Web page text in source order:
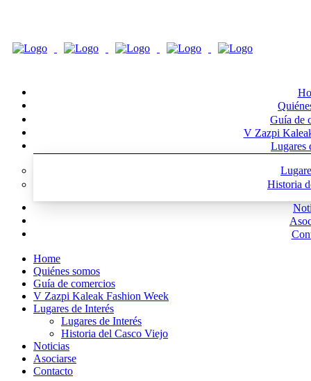
Guía de
V Zazpi
Lugares
Historia
Home
Quiénes somos
Guía de comercios
V Zazpi Kaleak Fashion Week
Lugares de Interés
Lugares de Interés
Historia del Casco Viejo
Noticias
Asociarse
Contacto